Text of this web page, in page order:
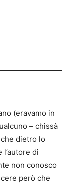
(eravamo in
– chissà
dietro lo
l’autore di
non conosco
però che